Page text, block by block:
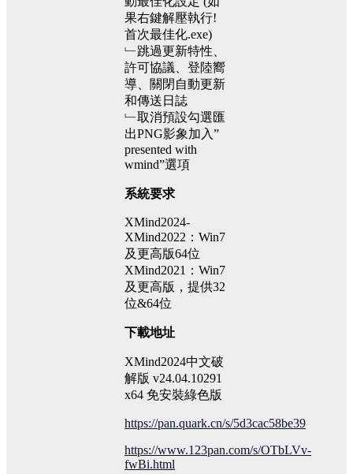
果右鍵解壓執行!
首次最佳化.exe)
﹂跳過更新特性、
許可協議、登陸嚮
導、關閉自動更新
和傳送日誌
﹂取消預設勾選匯
出PNG影象加入”
presented with
wmind”選項
系統要求
XMind2024-
XMind2022：Win7
及更高版64位
XMind2021：Win7
及更高版，提供32
位&64位
下載地址
XMind2024中文破
解版 v24.04.10291
x64 免安裝綠色版
https://pan.quark.cn/s/5d3cac58be39
https://www.123pan.com/s/OTbLVv-
fwBi.html